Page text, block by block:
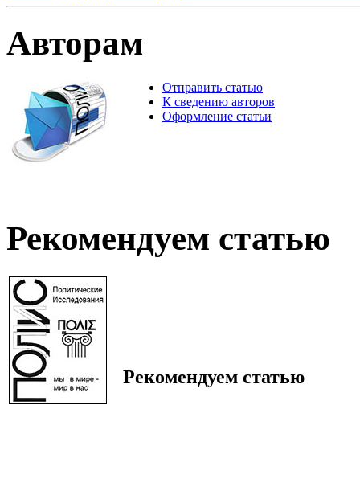
Авторам
Отправить статью
К сведению авторов
Оформление статьи
Рекомендуем статью
Рекомендуем статью